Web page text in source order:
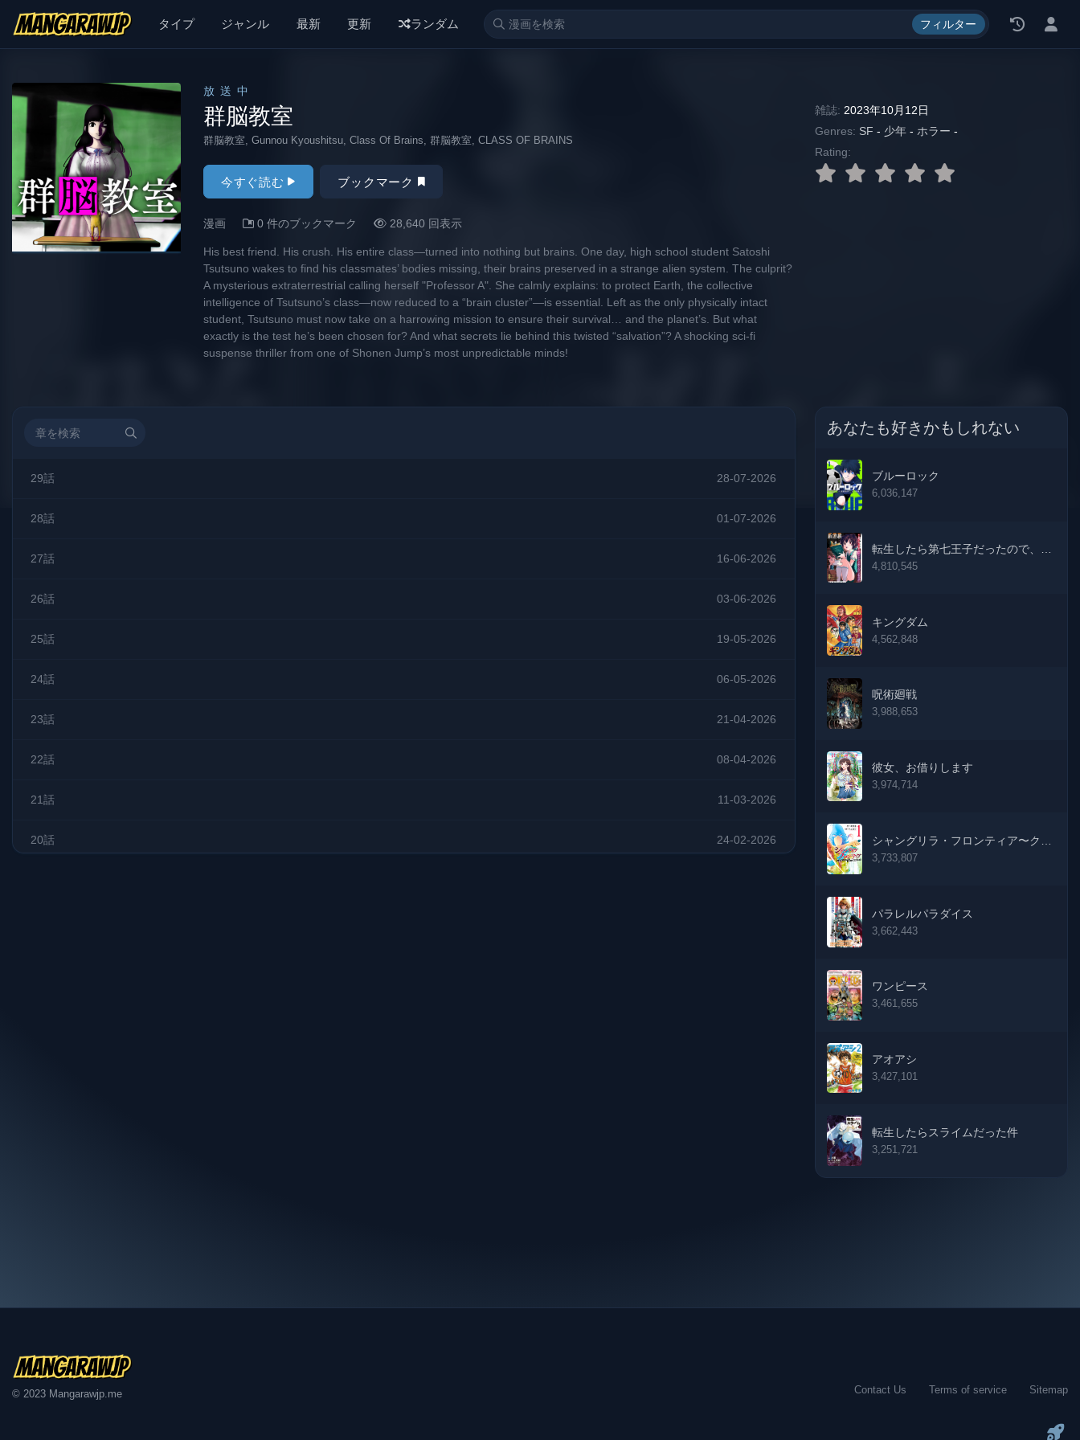
タイプ ジャンル 最新 更新 ランダム フィルター
放送中
群脳教室
群脳教室, Gunnou Kyoushitsu, Class Of Brains, 群脳教室, CLASS OF BRAINS
今すぐ読む ブックマーク
漫画 0 件のブックマーク 28,640 回表示
His best friend. His crush. His entire class—turned into nothing but brains. One day, high school student Satoshi
Tsutsuno wakes to find his classmates’ bodies missing, their brains preserved in a strange alien system. The culprit?
A mysterious extraterrestrial calling herself "Professor A". She calmly explains: to protect Earth, the collective
intelligence of Tsutsuno’s class—now reduced to a “brain cluster”—is essential. Left as the only physically intact
student, Tsutsuno must now take on a harrowing mission to ensure their survival… and the planet’s. But what
exactly is the test he’s been chosen for? And what secrets lie behind this twisted “salvation”? A shocking sci-fi
suspense thriller from one of Shonen Jump’s most unpredictable minds!
雑誌: 2023年10月12日
Genres: SF - 少年- ホラー -
Rating:
29話 28-07-2026
28話 01-07-2026
27話 16-06-2026
26話 03-06-2026
25話 19-05-2026
24話 06-05-2026
23話 21-04-2026
22話 08-04-2026
21話 11-03-2026
20話 24-02-2026
7話
あなたも好きかもしれない
ブルーロック
6,036,147
転生したら第七王子だったので、気
ままに魔術を極めます
4,810,545
キングダム
4,562,848
呪術廻戦
3,988,653
彼女、お借りします
3,974,714
シャングリラ・フロンティア〜クソ
ゲーハンター、神ゲーに挑まんと
3,733,807
パラレルパラダイス
3,662,443
ワンピース
3,461,655
アオアシ
3,427,101
転生したらスライムだった件
3,251,721
© 2023 Mangarawjp.me Contact Us Terms of service Sitemap
漫画 raw, mangaraw, manga raw, manga1001, manga1000, エロ 漫画, エロ マンガ, 漫画ばんく, エロ アニメ, 無料 漫画, アダルト, 漫画 無料, エロ漫画, 漫画 ロウ